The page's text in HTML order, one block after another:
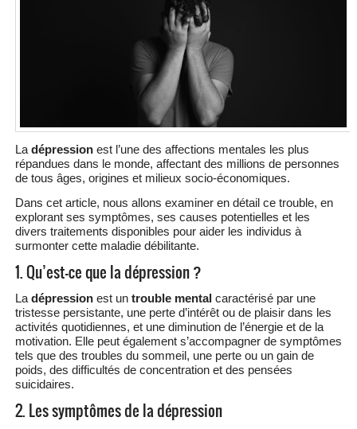
La dépressionest l’une des affections mentales les plus
répandues dans le monde, affectant des millions de personnes
de tous âges, origines et milieux socio-économiques.
Dans cet article, nous allons examiner en détail ce trouble, en
explorant ses symptômes, ses causes potentielles et les
divers traitements disponibles pour aider les individus à
surmonter cette maladie débilitante.
1. Qu’est-ce que la dépression ?
La dépressionest un trouble mentalcaractérisé par une
tristesse persistante, une perte d’intérêt ou de plaisir dans les
activités quotidiennes, et une diminution de l’énergie et de la
motivation. Elle peut également s’accompagner de symptômes
tels que des troubles du sommeil, une perte ou un gain de
poids, des difficultés de concentration et des pensées
suicidaires.
2. Les symptômes de la dépression